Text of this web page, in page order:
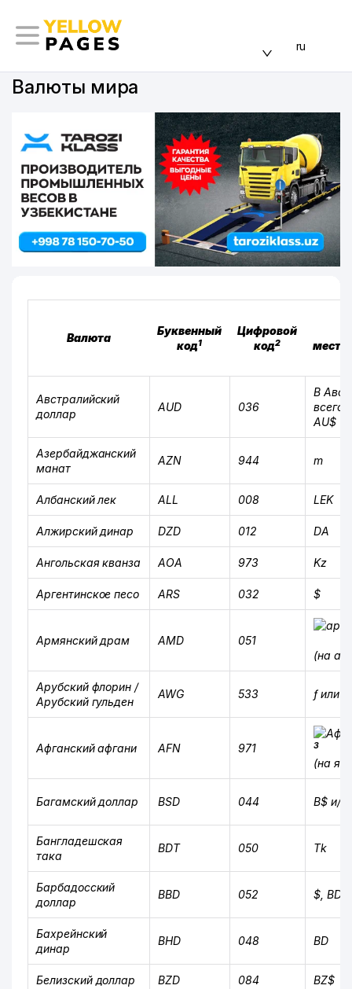
ru
Валюты мира
Валюта
Буквенный
код1
Цифровой
код2
Австралийский
доллар
AUD 036
В
всего
AU$
Азербайджанский
манат
AZN 944 m
Албанский лек ALL 008 LEK
Алжирский динар DZD 012 DA
Ангольская кванза AOA 973 Kz
Аргентинское песо ARS 032 $
Армянский драм AMD
051
(на
Арубский флорин /
Арубский гульден
AWG 533 ƒ или
Афганский афгани AFN 971 3
(на
Багамский доллар BSD 044 B$ и/
Бангладешская
така
BDT 050 Tk
Барбадосский
доллар
BBD 052 $,
Бахрейнский
динар
BHD 048 BD
Белизский доллар BZD 084 BZ$